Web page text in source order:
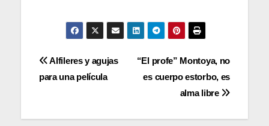
Navegación
de
entradas
“El profe” Montoya, no
es cuerpo estorbo, es
alma libre
Alfileres y agujas
para una película